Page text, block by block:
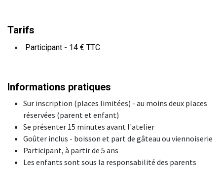
Tarifs
Participant - 14 € TTC
Informations pratiques
Sur inscription (places limitées) - au moins deux places
réservées (parent et enfant)
Se présenter 15 minutes avant l'atelier
Goûter inclus - boisson et part de gâteau ou viennoiserie
Participant, à partir de 5 ans
Les enfants sont sous la responsabilité des parents